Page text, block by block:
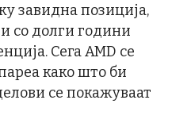
завидна позиција,
со долги години
Сега AMD се
како што би
се покажуваат